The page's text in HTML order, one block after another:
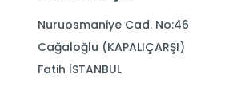
Nuruosmaniye Cad. No:46
Cağaloğlu (KAPALIÇARŞI)
Fatih İSTANBUL